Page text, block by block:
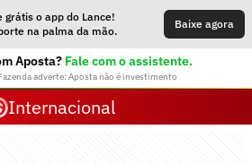
grátis o app do Lance!
na palma da mão.
Baixe agora
Aposta? Fale com o assistente.
adverte: Aposta não é investimento
Internacional